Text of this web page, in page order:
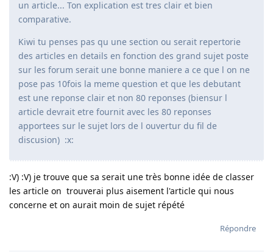
un article... Ton explication est tres clair et bien
comparative.
Kiwi tu penses pas qu une section ou serait repertorie
des articles en details en fonction des grand sujet poste
sur les forum serait une bonne maniere a ce que l on ne
pose pas 10fois la meme question et que les debutant
est une reponse clair et non 80 reponses (biensur l
article devrait etre fournit avec les 80 reponses
apportees sur le sujet lors de l ouvertur du fil de
discusion) :x:
:V) :V) je trouve que sa serait une très bonne idée de classer
les article on trouverai plus aisement l'article qui nous
concerne et on aurait moin de sujet répété
Répondre